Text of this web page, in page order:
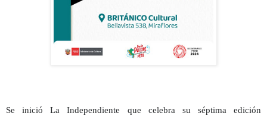
Se inició La Independiente que celebra su séptima edición